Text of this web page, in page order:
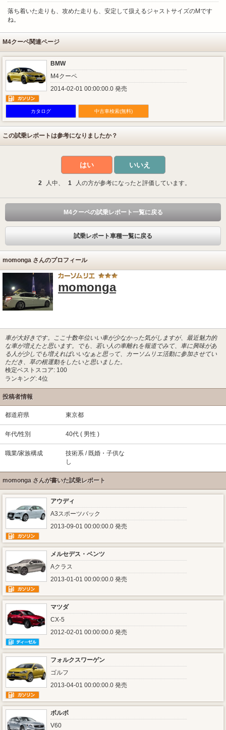
落ち着いた走りも、攻めた走りも、安定して扱えるジャストサイズのMです
ね。
M4クーペ関連ページ
BMW
M4クーペ
2014-02-01 00:00:00.0 発売
カタログ 中古車検索(無料)
この試乗レポートは参考になりましたか？
はい いいえ
2 人中、 1 人の方が参考になったと評価しています。
M4クーペの試乗レポート一覧に戻る
試乗レポート車種一覧に戻る
momonga さんのプロフィール
momonga
車が大好きです。ここ十数年位いい車が少なかった気がしますが、最近魅力的
な車が増えたと思います。でも、若い人の車離れを報道でみて、車に興味があ
る人が少しでも増えればいいなぁと思って、カーソムリエ活動に参加させてい
ただき、草の根運動をしたいと思いました。
検定ベストスコア: 100
ランキング: 4位
投稿者情報
都道府県 東京都
年代/性別 40代 ( 男性 )
職業/家族構成
技術系 / 既婚・子供な
し
momonga さんが書いた試乗レポート
アウディ
A3スポーツバック
2013-09-01 00:00:00.0 発売
メルセデス・ベンツ
Aクラス
2013-01-01 00:00:00.0 発売
マツダ
CX-5
2012-02-01 00:00:00.0 発売
フォルクスワーゲン
ゴルフ
2013-04-01 00:00:00.0 発売
ボルボ
V60